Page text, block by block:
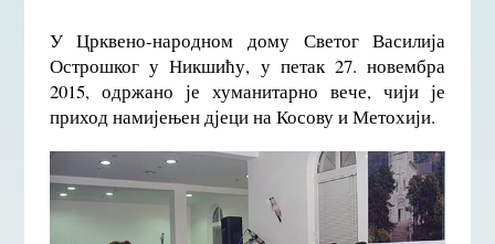
У Црквено-народном дому Светог Василија
Острошког у Никшићу, у петак 27. новембра
2015, одржано је хуманитарно вече, чији је
приход намијењен дјеци на Косову и Метохији.